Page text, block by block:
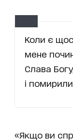
Коли є
мене
Слава
і
«Якщо ви